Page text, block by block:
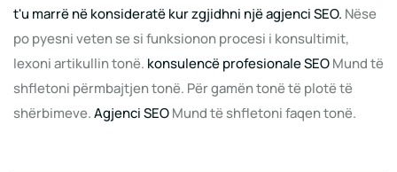
t'u marrë në konsideratë kur zgjidhni një agjenci SEO. Nëse
po pyesni veten se si funksionon procesi i konsultimit,
lexoni artikullin tonë. konsulencë profesionale SEOMund të
shfletoni përmbajtjen tonë. Për gamën tonë të plotë të
shërbimeve.Agjenci SEOMund të shfletoni faqen tonë.